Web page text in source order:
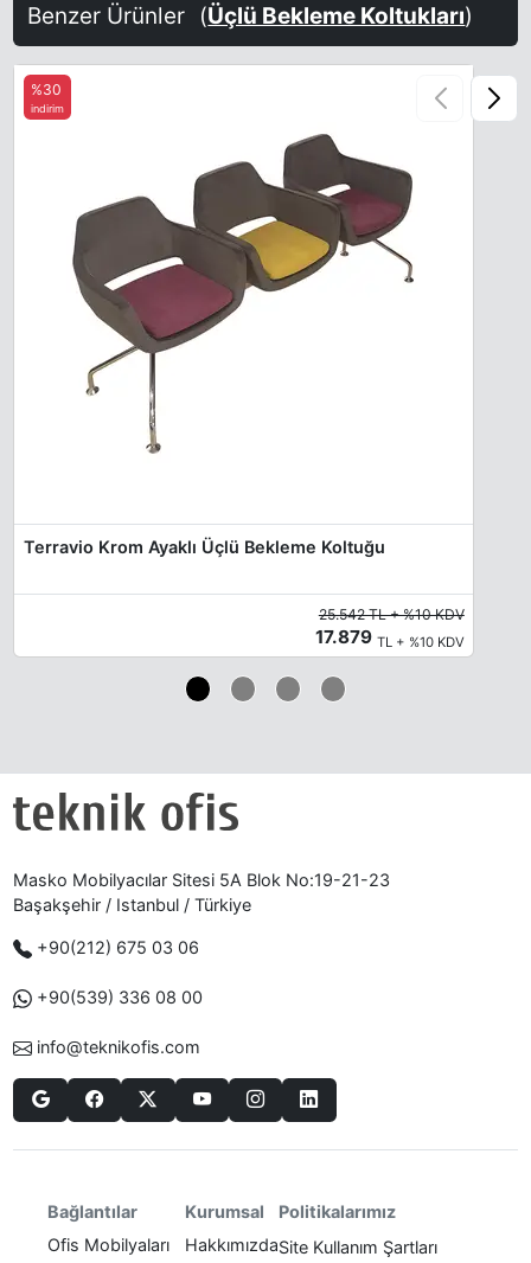
Benzer Ürünler (Üçlü Bekleme Koltukları)
Terravio Krom Ayaklı Üçlü Bekleme Koltuğu
%30
indirim
25.542 TL + %10 KDV
17.879 TL + %10 KDV
Masko Mobilyacılar Sitesi 5A Blok No:19-21-23
Başakşehir / Istanbul / Türkiye
+90(212) 675 03 06
+90(539) 336 08 00
info@teknikofis.com
Bağlantılar
Ofis Mobilyaları
Kurumsal
Hakkımızda
Politikalarımız
Site Kullanım Şartları